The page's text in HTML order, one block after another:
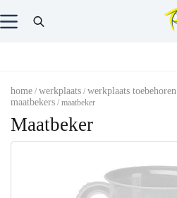
home / werkplaats / werkplaats toebehoren
maatbekers / maatbeker
Maatbeker